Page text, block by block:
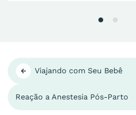
Viajando com Seu Bebê
Reação a Anestesia Pós-Parto